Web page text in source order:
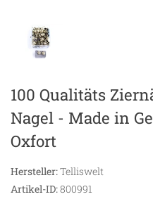
100 Qualitäts
Nagel - Made in
Oxfort
Hersteller:Telliswelt
Artikel-ID:800991